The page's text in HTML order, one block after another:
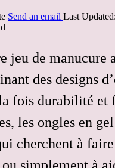
Send an email Last
jeu de manucure
des designs
fois durabilité et
les ongles en
cherchent à